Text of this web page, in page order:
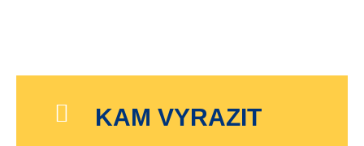
KAM VYRAZIT